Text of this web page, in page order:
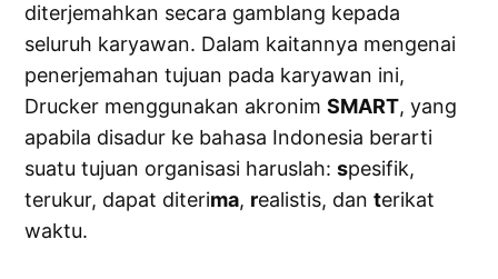
diterjemahkan secara gamblang kepada
seluruh karyawan. Dalam kaitannya mengenai
penerjemahan tujuan pada karyawan ini,
Drucker menggunakan akronimSMART, yang
apabila disadur ke bahasa Indonesia berarti
suatu tujuan organisasi haruslah:spesifik,
terukur, dapat diterima, realistis, danterikat
waktu.